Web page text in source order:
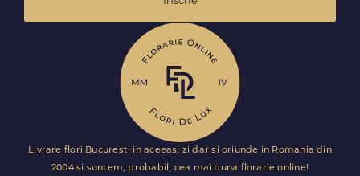
Livrare flori Bucuresti in aceeasi zi dar si oriunde in Romania din
2004 si suntem, probabil, cea mai buna florarie online!